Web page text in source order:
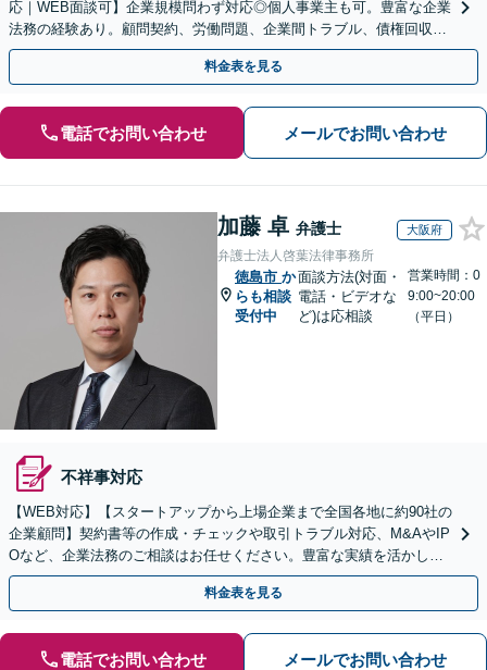
応｜WEB面談可】企業規模問わず対応◎個人事業主も可。豊富な企業
法務の経験あり。顧問契約、労働問題、企業間トラブル、債権回収、
契約書のリーガルチェック等、サポートします。
料金表を見る
電話でお問い合わせ メールでお問い合わせ
加藤 卓 弁護士 大阪府
弁護士法人啓葉法律事務所
徳島市 か
らも相談
受付中
面談方法(対面・
電話・ビデオな
ど)は応相談
営業時間：0
9:00~20:00
（平日）
不祥事対応
【WEB対応】【スタートアップから上場企業まで全国各地に約90社の
企業顧問】契約書等の作成・チェックや取引トラブル対応、M&AやIP
Oなど、企業法務のご相談はお任せください。豊富な実績を活かし的
確に対応を進めてまいります。
料金表を見る
電話でお問い合わせ メールでお問い合わせ